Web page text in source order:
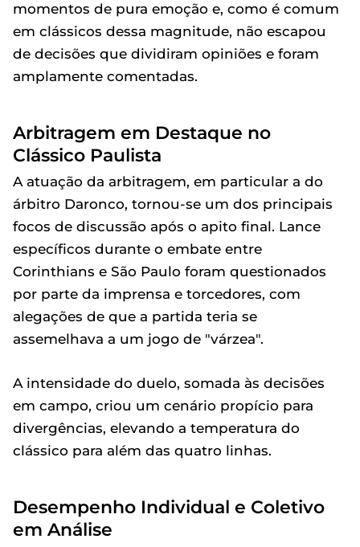
momentos de pura emoção e, como é comum
em clássicos dessa magnitude, não escapou
de decisões que dividiram opiniões e foram
amplamente comentadas.
Arbitragem em Destaque no
Clássico Paulista
A atuação da arbitragem, em particular a do
árbitro Daronco, tornou-se um dos principais
focos de discussão após o apito final. Lance
específicos durante o embate entre
Corinthians e São Paulo foram questionados
por parte da imprensa e torcedores, com
alegações de que a partida teria se
assemelhava a um jogo de "várzea".
A intensidade do duelo, somada às decisões
em campo, criou um cenário propício para
divergências, elevando a temperatura do
clássico para além das quatro linhas.
Desempenho Individual e Coletivo
em Análise